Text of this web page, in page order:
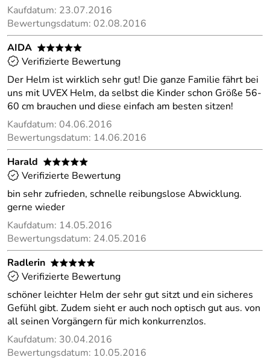
Kaufdatum: 23.07.2016
Bewertungsdatum: 02.08.2016
AIDA
*****
Verifizierte Bewertung
Der Helm ist wirklich sehr gut! Die ganze Familie fährt bei
uns mit UVEX Helm, da selbst die Kinder schon Größe 56-
60 cm brauchen und diese einfach am besten sitzen!
Kaufdatum: 04.06.2016
Bewertungsdatum: 14.06.2016
Harald
*****
Verifizierte Bewertung
bin sehr zufrieden, schnelle reibungslose Abwicklung.
gerne wieder
Kaufdatum: 14.05.2016
Bewertungsdatum: 24.05.2016
Radlerin
*****
Verifizierte Bewertung
schöner leichter Helm der sehr gut sitzt und ein sicheres
Gefühl gibt. Zudem sieht er auch noch optisch gut aus. von
all seinen Vorgängern für mich konkurrenzlos.
Kaufdatum: 30.04.2016
Bewertungsdatum: 10.05.2016